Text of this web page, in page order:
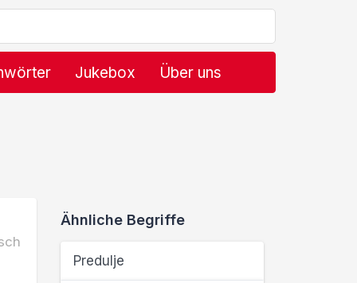
Jukebox Über uns
Ähnliche Begriffe
Predulje